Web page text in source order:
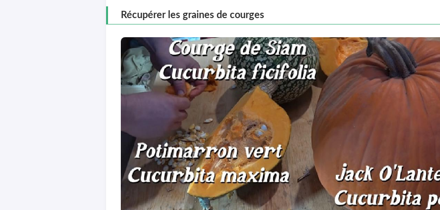
Récupérer les graines de courges